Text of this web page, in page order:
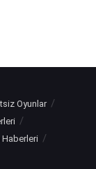
Oyunlar
Haberleri